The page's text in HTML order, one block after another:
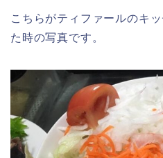
こちらがティファールのキ
た時の写真です。